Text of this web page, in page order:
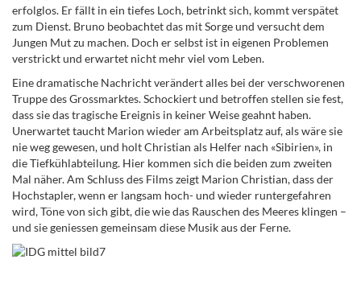
erfolglos. Er fällt in ein tiefes Loch, betrinkt sich, kommt verspätet
zum Dienst. Bruno beobachtet das mit Sorge und versucht dem
Jungen Mut zu machen. Doch er selbst ist in eigenen Problemen
verstrickt und erwartet nicht mehr viel vom Leben.
Eine dramatische Nachricht verändert alles bei der verschworenen
Truppe des Grossmarktes. Schockiert und betroffen stellen sie fest,
dass sie das tragische Ereignis in keiner Weise geahnt haben.
Unerwartet taucht Marion wieder am Arbeitsplatz auf, als wäre sie
nie weg gewesen, und holt Christian als Helfer nach «Sibirien», in
die Tiefkühlabteilung. Hier kommen sich die beiden zum zweiten
Mal näher. Am Schluss des Films zeigt Marion Christian, dass der
Hochstapler, wenn er langsam hoch- und wieder runtergefahren
wird, Töne von sich gibt, die wie das Rauschen des Meeres klingen –
und sie geniessen gemeinsam diese Musik aus der Ferne.